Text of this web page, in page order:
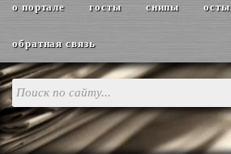
о портале госты снипы осты
обратная связь